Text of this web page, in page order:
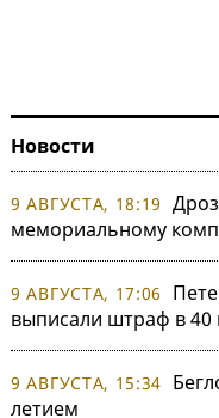
Новости
9 АВГУСТА, 18:19
мемориальному
9 АВГУСТА, 17:06
выписали штраф в 40
9 АВГУСТА, 15:34
летием